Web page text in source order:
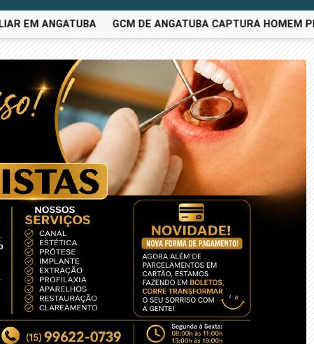
ANGATUBA GCM DE ANGATUBA CAPTURA HOMEM